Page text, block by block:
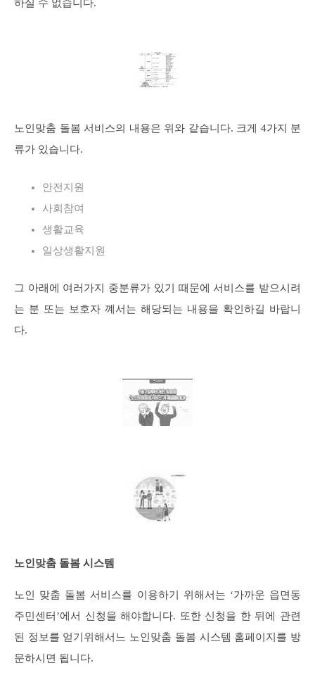
하실 수 없습니다.
노인맞춤 돌봄 서비스의 내용은 위와 같습니다. 크게 4가지 분
류가 있습니다.
안전지원
사회참여
생활교육
일상생활지원
그 아래에 여러가지 중분류가 있기 때문에 서비스를 받으시려
는 분 또는 보호자 꼐서는 해당되는 내용을 확인하길 바랍니
다.
노인맞춤 돌봄 시스템
노인 맞춤 돌봄 서비스를 이용하기 위해서는 ‘가까운 읍면동
주민센터’에서 신청을 해야합니다. 또한 신청을 한 뒤에 관련
된 정보를 얻기위해서느 노인맞춤 돌봄 시스템 홈페이지를 방
문하시면 됩니다.